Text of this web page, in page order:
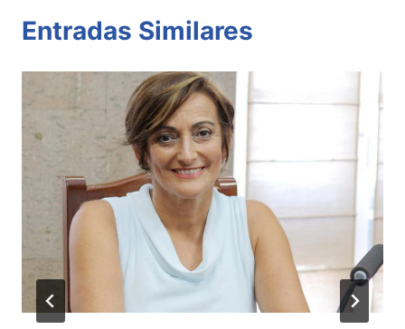
Entradas Similares